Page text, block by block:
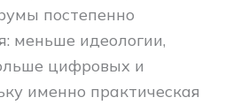
постепенно
меньше идеологии,
цифровых и
именно практическая